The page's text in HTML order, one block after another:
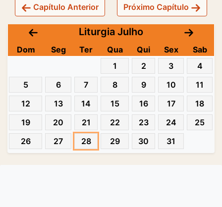
Capítulo Anterior Próximo Capítulo
Liturgia Julho
Dom Seg Ter Qua Qui Sex
Sab
1
2 3
4
5
6 7 8 9 10
11
12
13 14 15 16 17
18
19
20 21 22 23 24
25
26
27 28 29 30 31